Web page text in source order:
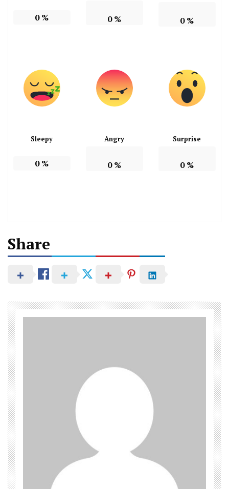
0% 0% 0%
Sleepy
0%
Angry
0%
Surprise
0%
Share